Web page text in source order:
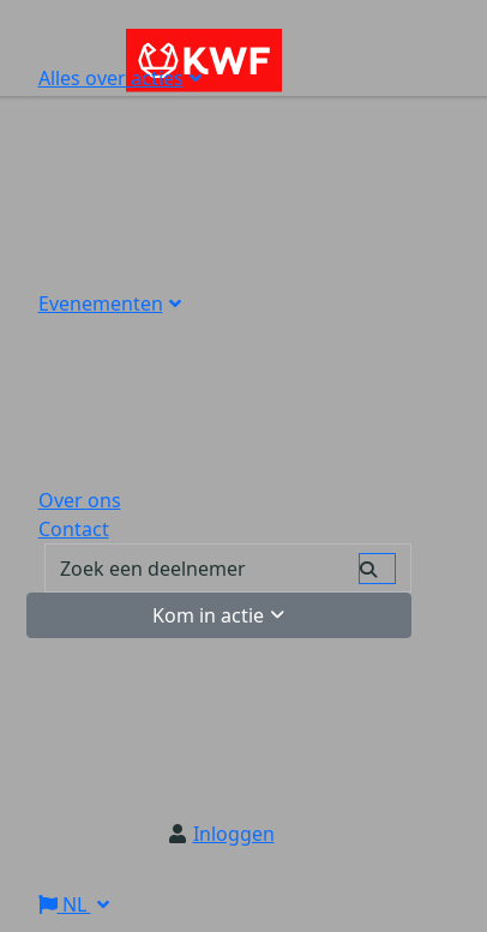
Alles over acties
Evenementen
Over ons
Contact
Kom in actie
Inloggen
NL